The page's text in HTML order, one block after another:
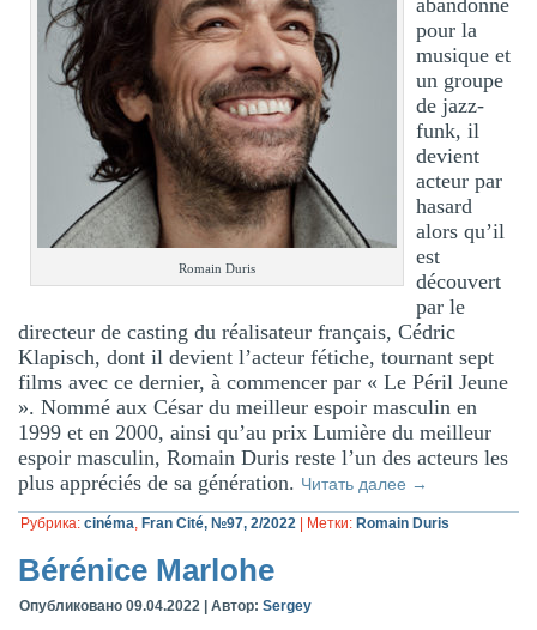
Romain Duris
abandonne
pour la
musique et
un groupe
de jazz-
funk, il
devient
acteur par
hasard
alors qu’il
est
découvert
par le
directeur de casting du réalisateur français, Cédric
Klapisch, dont il devient l’acteur fétiche, tournant sept
films avec ce dernier, à commencer par « Le Péril Jeune
». Nommé aux César du meilleur espoir masculin en
1999 et en 2000, ainsi qu’au prix Lumière du meilleur
espoir masculin, Romain Duris reste l’un des acteurs les
plus appréciés de sa génération. Читать далее →
Рубрика: cinéma, Fran Cité, №97, 2/2022 Метки: Romain Duris
Bérénice Marlohe
Опубликовано 09.04.2022 |Автор: Sergey